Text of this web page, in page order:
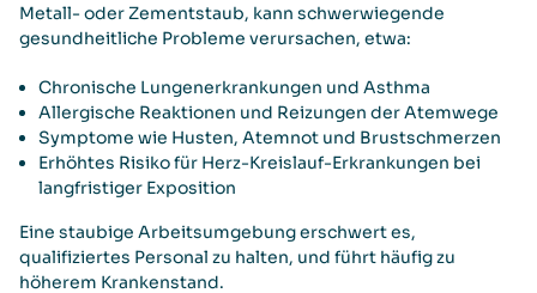
Metall- oder Zementstaub, kann schwerwiegende
gesundheitliche Probleme verursachen, etwa:
Chronische Lungenerkrankungen und Asthma
Allergische Reaktionen und Reizungen der Atemwege
Symptome wie Husten, Atemnot und Brustschmerzen
Erhöhtes Risiko für Herz-Kreislauf-Erkrankungen bei
langfristiger Exposition
Eine staubige Arbeitsumgebung erschwert es,
qualifiziertes Personal zu halten, und führt häufig zu
höherem Krankenstand.